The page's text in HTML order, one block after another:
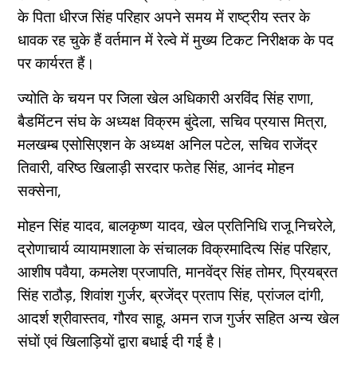
के पिता धीरज सिंह परिहार अपने समय में राष्ट्रीय स्तर के
धावक रह चुके हैं वर्तमान में रेल्वे में मुख्य टिकट निरीक्षक के पद
पर कार्यरत हैं।
ज्योति के चयन पर जिला खेल अधिकारी अरविंद सिंह राणा,
बैडमिंटन संघ के अध्यक्ष विक्रम बुंदेला, सचिव प्रयास मित्रा,
मलखम्ब एसोसिएशन के अध्यक्ष अनिल पटेल, सचिव राजेंद्र
तिवारी, वरिष्ठ खिलाड़ी सरदार फतेह सिंह, आनंद मोहन
सक्सेना,
मोहन सिंह यादव, बालकृष्ण यादव, खेल प्रतिनिधि राजू निचरेले,
द्रोणाचार्य व्यायामशाला के संचालक विक्रमादित्य सिंह परिहार,
आशीष पवैया, कमलेश प्रजापति, मानवेंद्र सिंह तोमर, प्रियब्रत
सिंह राठौड़, शिवांश गुर्जर, ब्रजेंद्र प्रताप सिंह, प्रांजल दांगी,
आदर्श श्रीवास्तव, गौरव साहू, अमन राज गुर्जर सहित अन्य खेल
संघाें एवं खिलाड़ियाें द्वारा बधाई दी गई है।